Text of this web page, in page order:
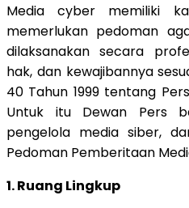
Media cyber memiliki
memerlukan pedoman
dilaksanakan secara
hak, dan kewajibannya
40 Tahun 1999 tentang
Untuk itu Dewan Pers
pengelola media siber,
Pedoman Pemberitaan
1. Ruang Lingkup